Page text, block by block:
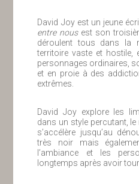
David Joy est un jeune
entre nous est son
déroulent tous dans la
territoire vaste et hostile,
personnages ordinaires,
et en proie à des
extrêmes.
David Joy explore les
dans un style percutant,
s’accélère jusqu’au
très noir mais
l’ambiance et les
longtemps après avoir